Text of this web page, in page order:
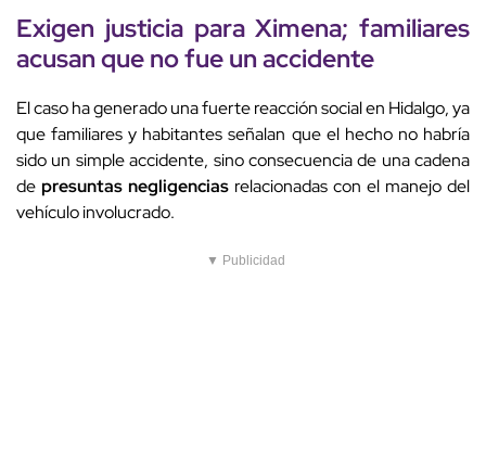
Exigen justicia para Ximena; familiares
acusanqueno fue un accidente
El caso ha generado una fuerte reacción social en Hidalgo, ya
que familiares y habitantes señalan que el hecho no habría
sido un simple accidente, sino consecuencia de una cadena
de presuntas negligencias relacionadas con el manejo del
vehículo involucrado.
▼ Publicidad